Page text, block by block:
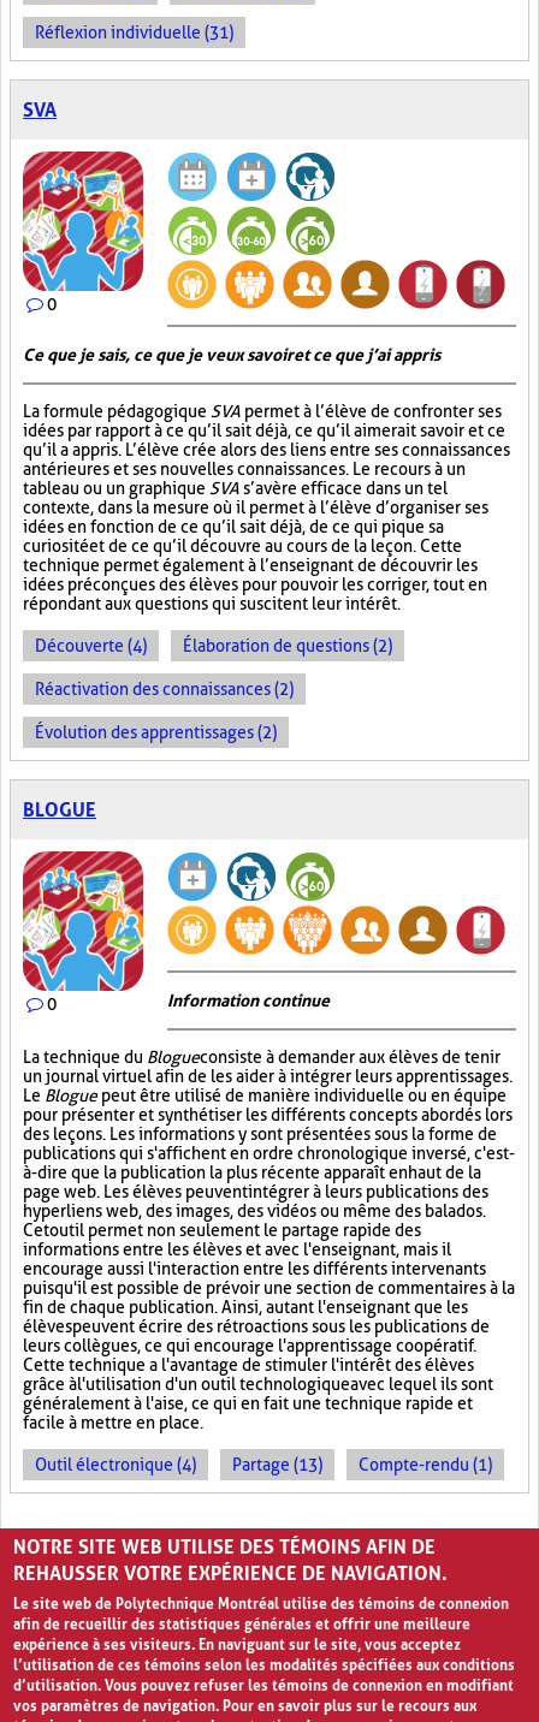
Réflexion individuelle (31)
SVA
0
Ce que je sais, ce que je veux savoir et ce que j’ai appris
La formule pédagogique SVA permet à l’élève de confronter ses
idées par rapport à ce qu’il sait déjà, ce qu’il aimerait savoir et ce
qu’il a appris. L’élève crée alors des liens entre ses connaissances
antérieures et ses nouvelles connaissances. Le recours à un
tableau ou un graphique SVA s’avère efficace dans un tel
contexte, dans la mesure où il permet à l’élève d’organiser ses
idées en fonction de ce qu’il sait déjà, de ce qui pique sa
curiosité et de ce qu’il découvre au cours de la leçon. Cette
technique permet également à l’enseignant de découvrir les
idées préconçues des élèves pour pouvoir les corriger, tout en
répondant aux questions qui suscitent leur intérêt.
Découverte (4) Élaboration de questions (2)
Réactivation des connaissances (2)
Évolution des apprentissages (2)
BLOGUE
0 Information continue
La technique du Blogueconsiste à demander aux élèves de tenir
un journal virtuel afin de les aider à intégrer leurs apprentissages.
Le Bloguepeut être utilisé de manière individuelle ou en équipe
pour présenter et synthétiser les différents concepts abordés lors
des leçons. Les informations y sont présentées sous la forme de
publications qui s'affichent en ordre chronologique inversé, c'est-
à-dire que la publication la plus récente apparaît en haut de la
page web. Les élèves peuvent intégrer à leurs publications des
hyperliens web, des images, des vidéos ou même des balados.
Cet outil permet non seulement le partage rapide des
informations entre les élèves et avec l'enseignant, mais il
encourage aussi l'interaction entre les différents intervenants
puisqu'il est possible de prévoir une section de commentaires à la
fin de chaque publication. Ainsi, autant l'enseignant que les
élèves peuvent écrire des rétroactions sous les publications de
leurs collègues, ce qui encourage l'apprentissage coopératif.
Cette technique a l'avantage de stimuler l'intérêt des élèves
grâce à l'utilisation d'un outil technologique avec lequel ils sont
généralement à l'aise, ce qui en fait une technique rapide et
facile à mettre en place.
Outil électronique (4) Partage (13) Compte-rendu (1)
PAGES
« ‹ 1 2 3 › »
NOTRE SITE WEB UTILISE DES TÉMOINS AFIN DE
REHAUSSER VOTRE EXPÉRIENCE DE NAVIGATION.
Le site web de Polytechnique Montréal utilise des témoins de connexion
afin de recueillir des statistiques générales et offrir une meilleure
expérience à ses visiteurs. En naviguant sur le site, vous acceptez
l’utilisation de ces témoins selon les modalités spécifiées aux conditions
d’utilisation. Vous pouvez refuser les témoins de connexion en modifiant
vos paramètres de navigation. Pour en savoir plus sur le recours aux